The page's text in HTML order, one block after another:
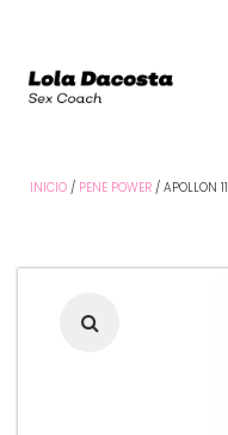
INICIO / PENE POWER / APOLLON 11